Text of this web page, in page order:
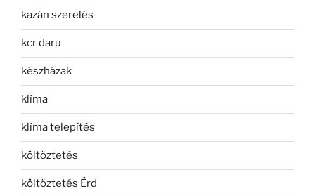
kazán szerelés
kcr daru
készházak
klíma
klíma telepítés
költöztetés
költöztetés Érd